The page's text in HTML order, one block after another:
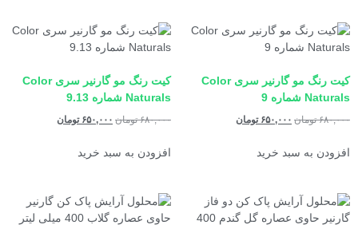
کیت رنگ مو گارنیر سری Color
Naturals شماره 9
۶۸۰,۰۰۰ تومان ۶۵۰,۰۰۰ تومان
افزودن به سبد خرید
کیت رنگ مو گارنیر سری Color
Naturals شماره 9.13
۶۸۰,۰۰۰ تومان ۶۵۰,۰۰۰ تومان
افزودن به سبد خرید